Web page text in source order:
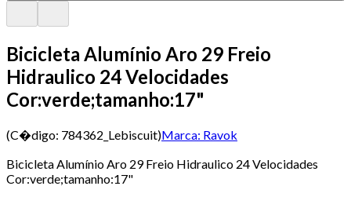
Bicicleta Alumínio Aro 29 Freio
Hidraulico 24 Velocidades
Cor:verde;tamanho:17"
(C�digo: 784362_Lebiscuit)Marca: Ravok
Bicicleta Alumínio Aro 29 Freio Hidraulico 24 Velocidades
Cor:verde;tamanho:17"